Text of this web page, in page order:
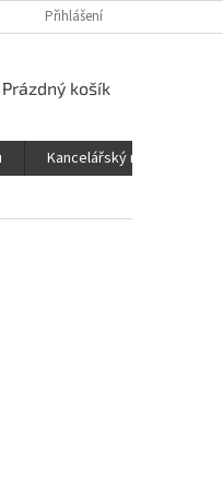
Přihlášení
NÁKUPNÍ
Prázdný košík
Kancelářský nábytek FOX